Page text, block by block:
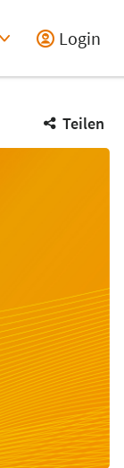
Login
Teilen